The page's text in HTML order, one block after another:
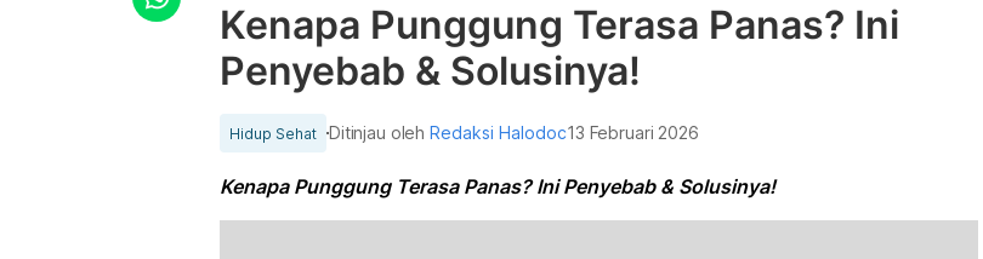
Kenapa Punggung Terasa Panas? Ini
Penyebab & Solusinya!
Hidup Sehat Ditinjau olehRedaksi Halodoc13 Februari 2026
Kenapa Punggung Terasa Panas? Ini Penyebab & Solusinya!